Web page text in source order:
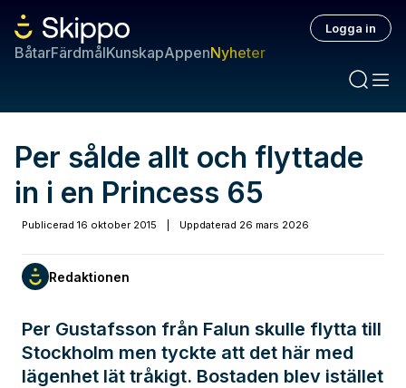
BåtarFärdmålKunskapAppenNyheter
Logga in
Per sålde allt och flyttade
in i en Princess 65
Publicerad 16 oktober 2015 Uppdaterad 26 mars 2026
Redaktionen
Per Gustafsson från Falun skulle flytta till
Stockholm men tyckte att det här med
lägenhet lät tråkigt. Bostaden blev istället